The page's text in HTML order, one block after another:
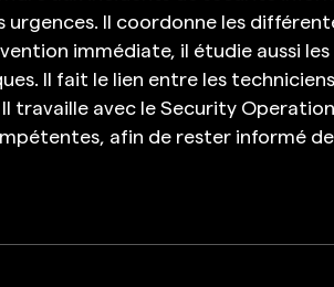
urgences. Il coordonne les
immédiate, il étudie aussi
Il fait le lien entre les
travaille avec le Security
afin de rester informé